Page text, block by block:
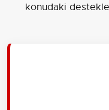
konudaki